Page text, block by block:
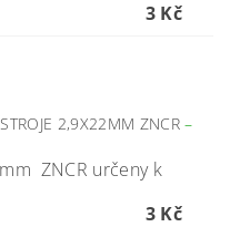
3 Kč
2,9X22MM ZNCR–
ZNCR určeny k
3 Kč